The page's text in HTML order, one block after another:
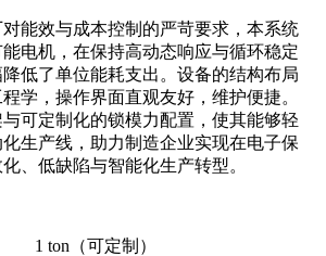
能效与成本控制的严苛要求，本系统
电机，在保持高动态响应与循环稳定
低了单位能耗支出。设备的结构布局
学，操作界面直观友好，维护便捷。
可定制化的锁模力配置，使其能够轻
生产线，助力制造企业实现在电子保
、低缺陷与智能化生产转型。
1 ton（可定制）